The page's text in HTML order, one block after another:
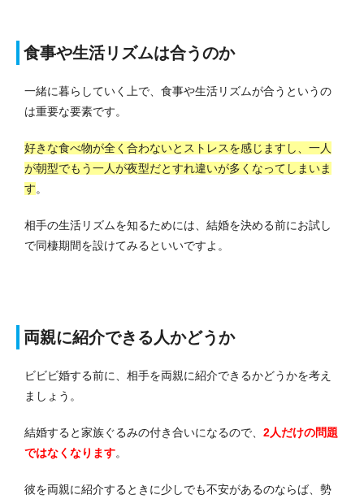
食事や生活リズムは合うのか
一緒に暮らしていく上で、食事や生活リズムが合うというの
は重要な要素です。
好きな食べ物が全く合わないとストレスを感じますし、一人
が朝型でもう一人が夜型だとすれ違いが多くなってしまいま
す。
相手の生活リズムを知るためには、結婚を決める前にお試し
で同棲期間を設けてみるといいですよ。
両親に紹介できる人かどうか
ビビビ婚する前に、相手を両親に紹介できるかどうかを考え
ましょう。
結婚すると家族ぐるみの付き合いになるので、 2人だけの問題
ではなくなります。
彼を両親に紹介するときに少しでも不安があるのならば、勢